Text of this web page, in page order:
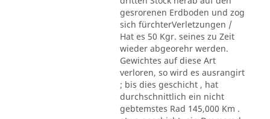
gesrorenen Erdboden und zog
sich fürchterVerletzungen /
Hat es 50 Kgr. seines zu Zeit
wieder abgeorehr werden.
Gewichtes auf diese Art
verloren, so wird es ausrangirt
; bis dies geschicht , hat
durchschnittlich ein nicht
gebtemstes Rad 145,000 Km .